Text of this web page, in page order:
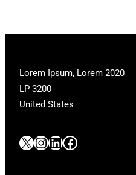
2020 Lorem Ipsum, Lorem
LP 3200
United States
#
#
#
#